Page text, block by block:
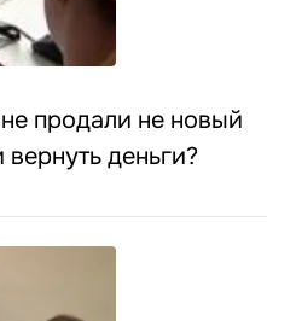
продали не новый
деньги?